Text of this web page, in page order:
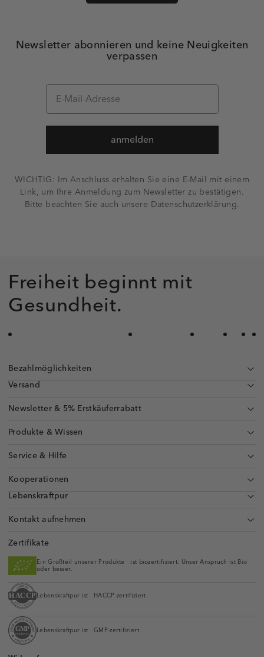
Newsletter abonnieren und keine Neuigkeiten
verpassen
anmelden
WICHTIG: Im Anschluss erhalten Sie eine E-Mail mit einem
Link, um Ihre Anmeldung zum Newsletter zu bestätigen.
Bitte beachten Sie auch unsere Datenschutzerklärung.
Freiheit beginnt mit
Gesundheit.
Produkte & Wissen
Service & Hilfe
Kooperationen
Lebenskraftpur
Kontakt aufnehmen
Bezahlmöglichkeiten
Versand
Zertifikate
Ein Großteil unserer Produkte ist biozertifiziert. Unser Anspruch ist Bio
oder besser.
Lebenskraftpur ist HACCP-zertifiziert
Lebenskraftpur ist GMP-zertifiziert
Newsletter & 5% Erstkäuferrabatt